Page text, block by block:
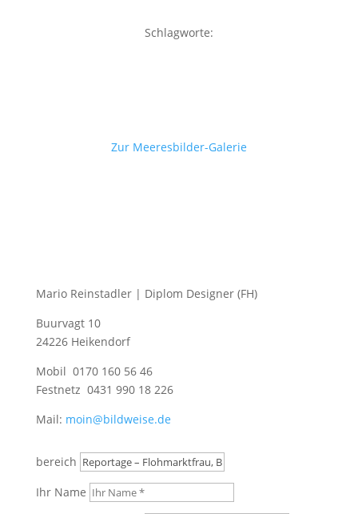
Schlagworte:
Zur Meeresbilder-Galerie
Mario Reinstadler | Diplom Designer (FH)
Buurvagt 10
24226 Heikendorf
Mobil 0170 160 56 46
Festnetz 0431 990 18 226
Mail: moin@bildweise.de
bereich
Ihr Name